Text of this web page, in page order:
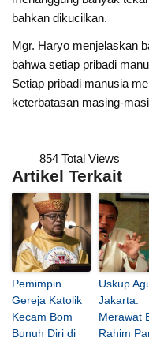
bahkan dikucilkan.
Mgr. Haryo menjelaskan
bahwa setiap pribadi
Setiap pribadi manusia
keterbatasan masing-
854 Total Views
Artikel Terkait
Pemimpin
Gereja Katolik
Kecam Bom
Bunuh Diri di
Uskup
Jakarta:
Merawat
Rahim